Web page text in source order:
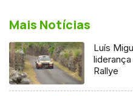
Mais Notícias
Luís
Rallye